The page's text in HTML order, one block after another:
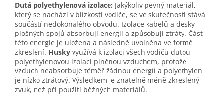
Dutá polyethylenová izolace: Jakýkoliv pevný materiál,
který se nachází v blízkosti vodiče, se ve skutečnosti stává
součástí nedokonalého obvodu. Izolace kabelů a desky
plošných spojů absorbují energii a způsobují ztráty. Část
této energie je uložena a následně uvolněna ve formě
zkreslení. Husky využívá k izolaci všech vodičů dutou
polyethylenovou izolaci plněnou vzduchem, protože
vzduch neabsorbuje téměř žádnou energii a polyethylen
je nízko ztrátový. Výsledkem je znatelně méně zkreslený
zvuk, než při použití běžných materiálů.